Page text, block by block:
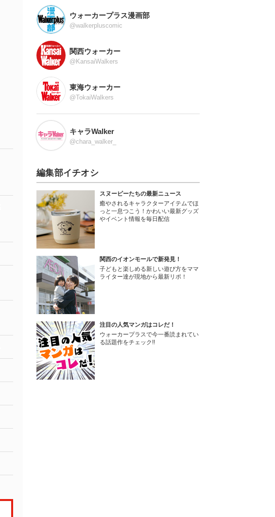
ウォーカープラス漫画部
@walkerpluscomic
関西ウォーカー
@KansaiWalkers
東海ウォーカー
@TokaiWalkers
キャラWalker
@chara_walker_
編集部イチオシ
スヌーピーたちの最新ニュース
癒やされるキャラクターアイテムでほ
っと一息つこう！かわいい最新グッズ
やイベント情報を毎日配信
関西のイオンモールで新発見！
子どもと楽しめる新しい遊び方をママ
ライター達が現地から最新リポ！
注目の人気マンガはコレだ！
ウォーカープラスで今一番読まれてい
る話題作をチェック!!